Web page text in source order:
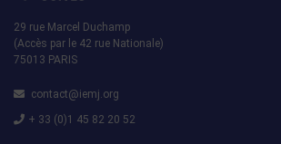
29 rue Marcel Duchamp
(Accès par le 42 rue Nationale)
75013 PARIS
contact@iemj.org
+ 33 (0)1 45 82 20 52